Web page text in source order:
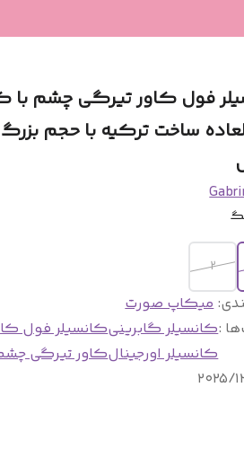
فول کاور تیرگی چشم با
ساخت ترکیه با حجم بزرگ
۲
:میکاپ صورت
:کانسیلر گابرینیکانسیلر فول
کانسیلر اورجینالکاور تیرگی
۱۲